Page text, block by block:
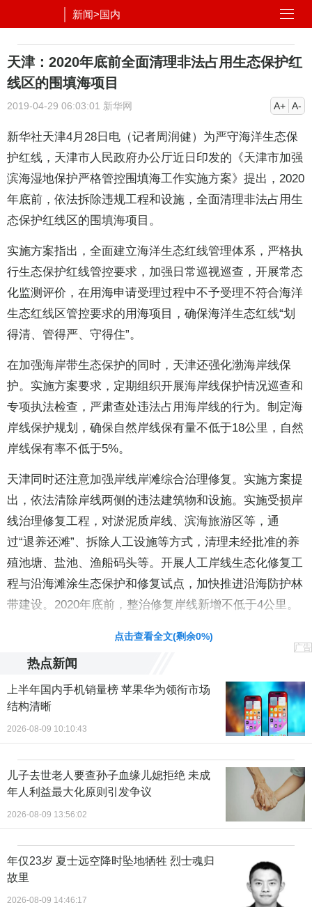
新闻>国内
天津：2020年底前全面清理非法占用生态保护红
线区的围填海项目
2019-04-29 06:03:01 新华网 A+ A-
新华社天津4月28日电（记者周润健）为严守海洋生态保
护红线，天津市人民政府办公厅近日印发的《天津市加强
滨海湿地保护严格管控围填海工作实施方案》提出，2020
年底前，依法拆除违规工程和设施，全面清理非法占用生
态保护红线区的围填海项目。
实施方案指出，全面建立海洋生态红线管理体系，严格执
行生态保护红线管控要求，加强日常巡视巡查，开展常态
化监测评价，在用海申请受理过程中不予受理不符合海洋
生态红线区管控要求的用海项目，确保海洋生态红线“划
得清、管得严、守得住”。
在加强海岸带生态保护的同时，天津还强化渤海岸线保
护。实施方案要求，定期组织开展海岸线保护情况巡查和
专项执法检查，严肃查处违法占用海岸线的行为。制定海
岸线保护规划，确保自然岸线保有量不低于18公里，自然
岸线保有率不低于5%。
天津同时还注意加强岸线岸滩综合治理修复。实施方案提
出，依法清除岸线两侧的违法建筑物和设施。实施受损岸
线治理修复工程，对淤泥质岸线、滨海旅游区等，通
过“退养还滩”、拆除人工设施等方式，清理未经批准的养
殖池塘、盐池、渔船码头等。开展人工岸线生态化修复工
程与沿海滩涂生态保护和修复试点，加快推进沿海防护林
带建设。2020年底前，整治修复岸线新增不低于4公里。
点击查看全文(剩余0%)
广告
热点新闻
上半年国内手机销量榜 苹果华为领衔市场
结构清晰
2026-08-09 10:10:43
儿子去世老人要查孙子血缘儿媳拒绝 未成
年人利益最大化原则引发争议
2026-08-09 13:56:02
年仅23岁 夏士远空降时坠地牺牲 烈士魂归
故里
2026-08-09 14:46:17